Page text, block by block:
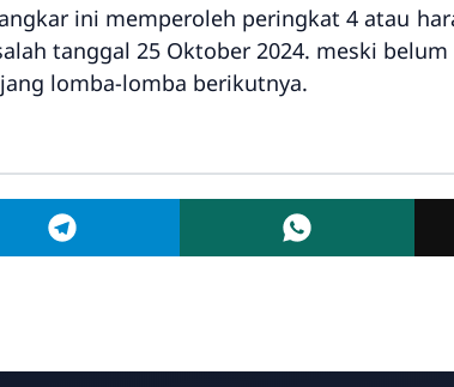
ini memperoleh peringkat 4 atau
tanggal 25 Oktober 2024. meski
lomba-lomba berikutnya.